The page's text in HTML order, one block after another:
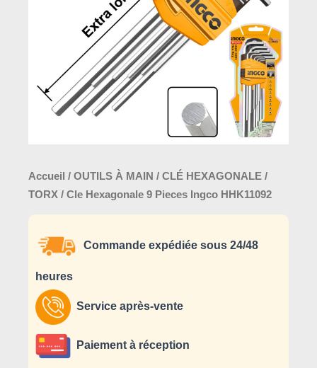
Accueil / OUTILS À MAIN / CLÉ HEXAGONALE /
TORX / Cle Hexagonale 9 Pieces Ingco HHK11092
Commande expédiée sous 24/48
heures
Service après-vente
Paiement à réception